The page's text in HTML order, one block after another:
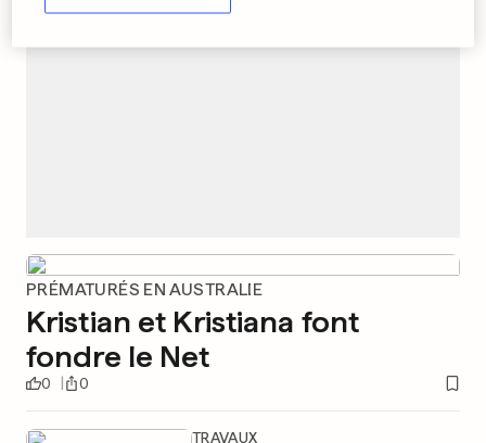
PRÉMATURÉS EN AUSTRALIE
Kristian et Kristiana font
fondre le Net
0 0
TRAVAUX